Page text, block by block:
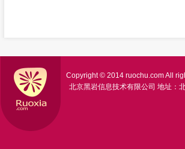
Copyright © 2014 ruochu.com All
北京黑岩信息技术有限公司 地址：